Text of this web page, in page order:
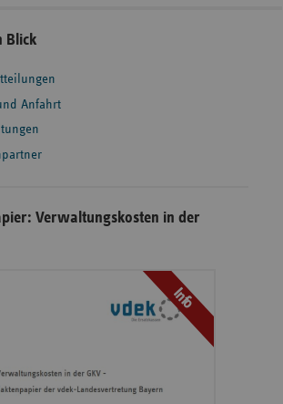
Blick
Anfahrt
Verwaltungskosten in der
Info